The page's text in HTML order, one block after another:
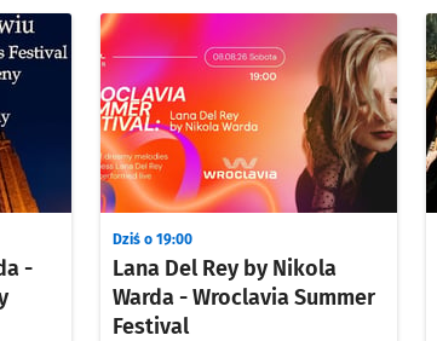
-
Lana Del Rey by Nikola
Warda - Wroclavia Summer
Festival
Dziś o 19:00